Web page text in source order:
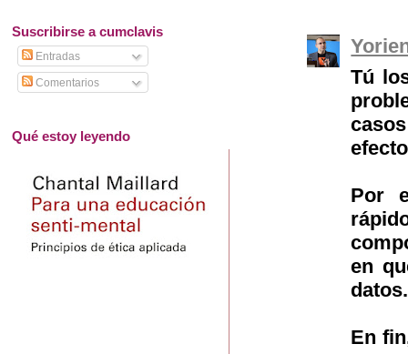
Tú
Por
en
datos.
En
Suscribirse a cumclavis
Entradas
Comentarios
Qué estoy leyendo